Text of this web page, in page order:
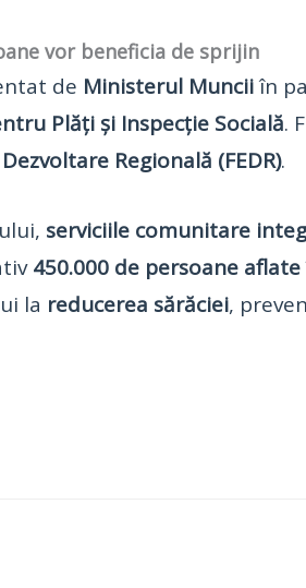
vor beneficia de sprijin
de Ministerul Munciiîn
Plăți și Inspecție Socială.
Regională (FEDR).
serviciile comunitare
450.000 de persoane
la reducerea sărăciei,